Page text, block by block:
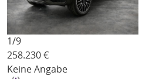
1/9
258.230 €
Keine Angabe